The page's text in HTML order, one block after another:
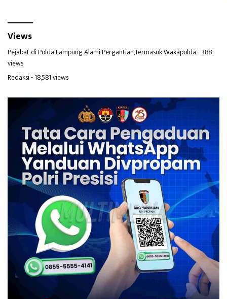
Views
Pejabat di Polda Lampung Alami Pergantian,Termasuk Wakapolda- 388
views
Redaksi- 18,581 views